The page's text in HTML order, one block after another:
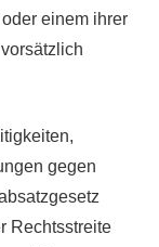
einem ihrer
gegen
Rechtsstreite